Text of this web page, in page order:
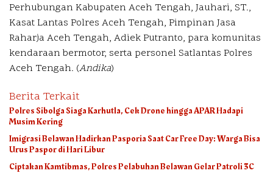
Perhubungan Kabupaten Aceh Tengah, Jauhari, ST.,
Kasat Lantas Polres Aceh Tengah, Pimpinan Jasa
Raharja Aceh Tengah, Adiek Putranto, para komunitas
kendaraan bermotor, serta personel Satlantas Polres
Aceh Tengah. (Andika)
Berita Terkait
Polres Sibolga Siaga Karhutla, Cek Drone hingga APAR Hadapi
Musim Kering
Imigrasi Belawan Hadirkan Pasporia Saat Car Free Day: Warga Bisa
Urus Paspor di Hari Libur
Ciptakan Kamtibmas, Polres Pelabuhan Belawan Gelar Patroli 3C